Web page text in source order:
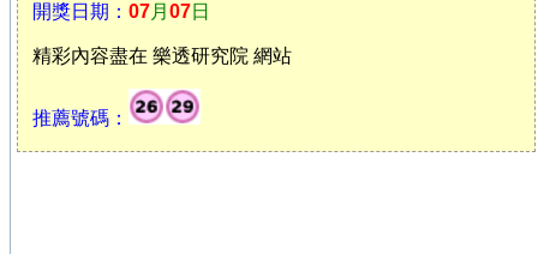
開獎日期： 07月 07日
精彩內容盡在 樂透研究院 網站
推薦號碼：